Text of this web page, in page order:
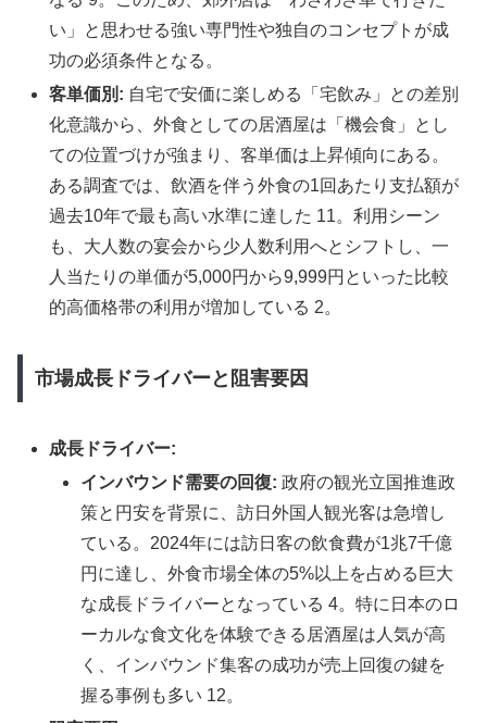
い」と思わせる強い専門性や独自のコンセプトが成
功の必須条件となる。
客単価別: 自宅で安価に楽しめる「宅飲み」との差別
化意識から、外食としての居酒屋は「機会食」とし
ての位置づけが強まり、客単価は上昇傾向にある。
ある調査では、飲酒を伴う外食の1回あたり支払額が
過去10年で最も高い水準に達した 11。利用シーン
も、大人数の宴会から少人数利用へとシフトし、一
人当たりの単価が5,000円から9,999円といった比較
的高価格帯の利用が増加している 2。
市場成長ドライバーと阻害要因
成長ドライバー:
インバウンド需要の回復: 政府の観光立国推進政
策と円安を背景に、訪日外国人観光客は急増し
ている。2024年には訪日客の飲食費が1兆7千億
円に達し、外食市場全体の5%以上を占める巨大
な成長ドライバーとなっている 4。特に日本のロ
ーカルな食文化を体験できる居酒屋は人気が高
く、インバウンド集客の成功が売上回復の鍵を
握る事例も多い 12。